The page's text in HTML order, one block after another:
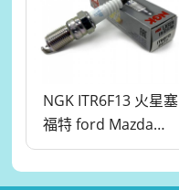
NGK ITR6F13 火星塞
福特 ford Mazda
Ford Focus 【NGK
原廠保證】